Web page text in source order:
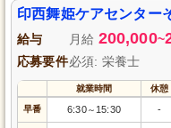
印西舞姫ケアセンター
給与 月給 200,000~
応募要件必須: 栄養士
就業時間 休憩
早番 6:30～ 15:30 -